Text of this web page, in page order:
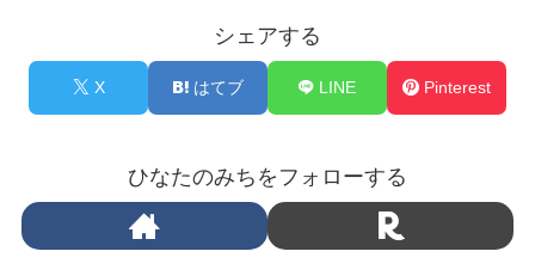
シェアする
X はてブ LINE Pinterest
ひなたのみちをフォローする